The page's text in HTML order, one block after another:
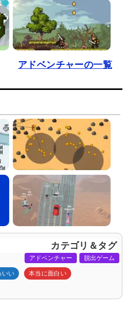
アドベンチャーの一覧
カテゴリ＆タグ
アドベンチャー 脱出ゲーム
いい 本当に面白い